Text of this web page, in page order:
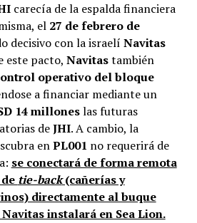
carecía de la espalda financiera
el 27 de febrero de
decisivo con la israelí Navitas
este pacto, Navitastambién
operativo del bloque
a financiar mediante un
14 milloneslas futuras
deJHI. A cambio, la
enPL001 no requerirá de
se conectará de forma remota
tie-back(cañerías y
directamente al buque
instalará en Sea Lion.